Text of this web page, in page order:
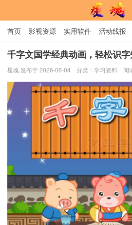
星魂网
首页 影视资源 实用软件 活动线报
用户中心 书籍 娱乐
千字文国学经典动画，轻松识
星魂 发布于 2026-06-04 分类： 学习资料 阅